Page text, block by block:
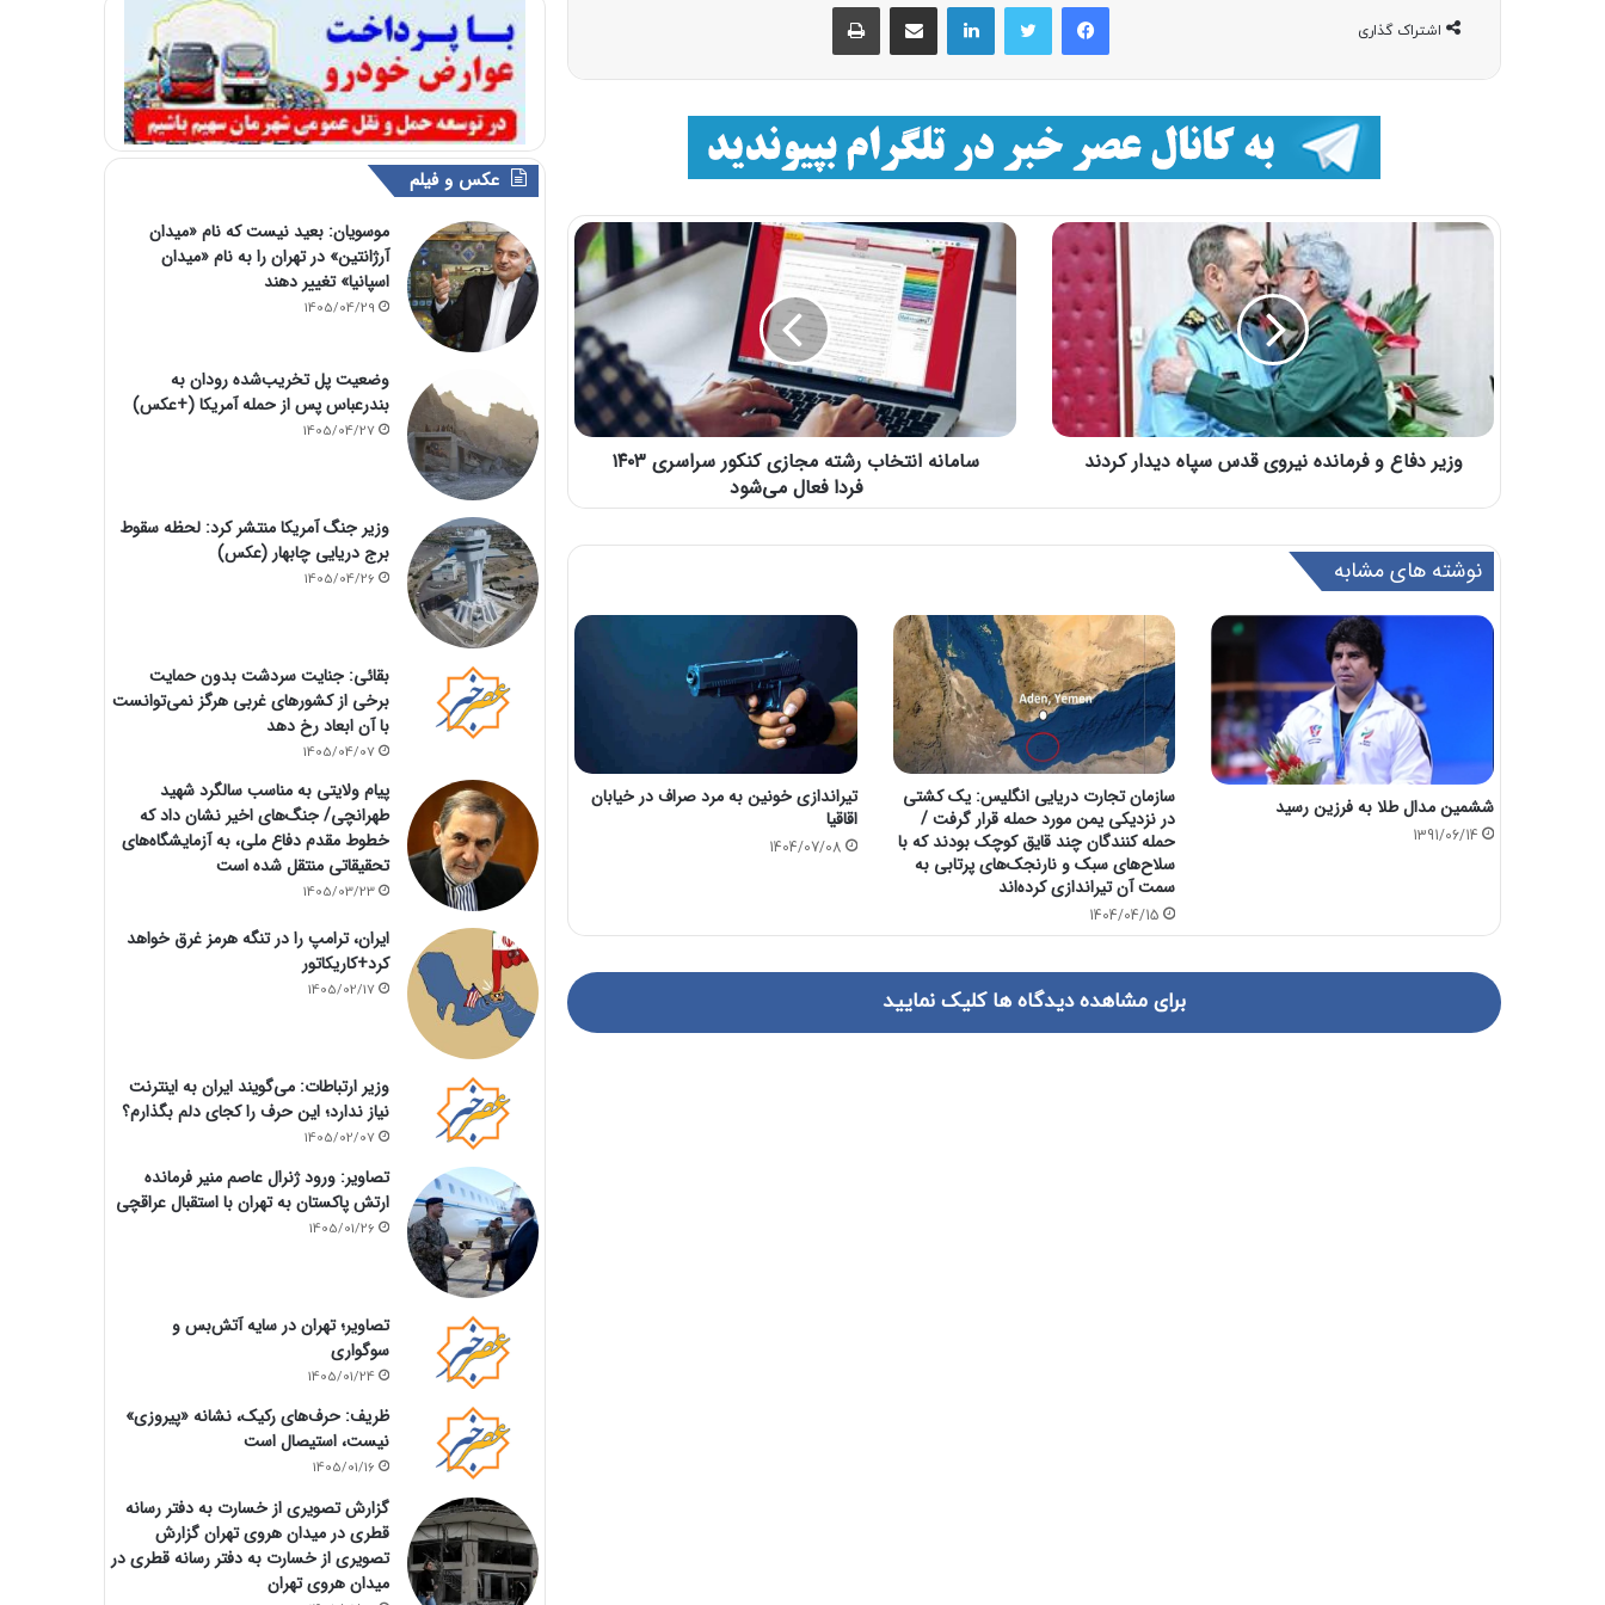
اشتراک گذاری
فیسبوک لینکداین
وزیر دفاع و فرمانده نیروی قدس سپاه دیدار کردند
سامانه انتخاب رشته مجازی کنکور سراسری ۱۴۰۳
فردا فعال می‌شود
نوشته های مشابه
ششمین مدال طلا به فرزین رسید
1391/06/14
سازمان تجارت دریایی انگلیس: یک کشتی
در نزدیکی یمن مورد حمله قرار گرفت /
حمله کنندگان چند قایق کوچک بودند که با
سلاح‌های سبک و نارنجک‌های پرتابی به
سمت آن تیراندازی کرده‌اند
1404/04/15
تیراندازی خونین به مرد صراف در خیابان
اقاقیا
1404/07/08
برای مشاهده دیدگاه ها کلیک نمایید
عکس و فیلم
موسویان: بعید نیست که نام «میدان
آرژانتین» در تهران را به نام «میدان
اسپانیا» تغییر دهند
1405/04/29
وضعیت پل تخریب‌شده رودان به
بندرعباس پس از حمله آمریکا (+عکس)
1405/04/27
وزیر جنگ آمریکا منتشر کرد: لحظه سقوط
برج دریایی چابهار (عکس)
1405/04/26
بقائی: جنایت سردشت بدون حمایت
برخی از کشورهای غربی هرگز نمی‌توانست
با آن ابعاد رخ دهد
1405/04/07
پیام ولایتی به مناسب سالگرد شهید
طهرانچی/ جنگ‌های اخیر نشان داد که
خطوط مقدم دفاع ملی، به آزمایشگاه‌های
تحقیقاتی منتقل شده است
1405/03/23
ایران، ترامپ را در تنگه هرمز غرق خواهد
کرد+کاریکاتور
1405/02/17
وزیر ارتباطات: می‌گویند ایران به اینترنت
نیاز ندارد؛ این حرف را کجای دلم بگذارم؟
1405/02/07
تصاویر: ورود ژنرال عاصم منیر فرمانده
ارتش پاکستان به تهران با استقبال عراقچی
1405/01/26
تصاویر؛ تهران در سایه آتش‌بس و
سوگواری
1405/01/24
ظریف: حرف‌های رکیک، نشانه «پیروزی»
نیست، استیصال است
1405/01/16
گزارش تصویری از خسارت به دفتر رسانه
قطری در میدان هروی تهران گزارش
تصویری از خسارت به دفتر رسانه قطری در
میدان هروی تهران